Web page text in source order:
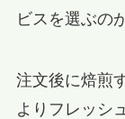
ビスを選ぶの
注文後に焙煎
よりフレッシ